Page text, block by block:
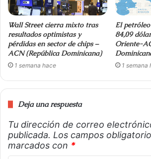
Wall Street cierra mixto tras
resultados optimistas y
pérdidas en sector de chips –
ACN (República Dominicana)
1 semana hace
El petróleo
84,09
Oriente-
1 semana
Deja una respuesta
Tu dirección de correo
publicada. Los campos
marcados con *